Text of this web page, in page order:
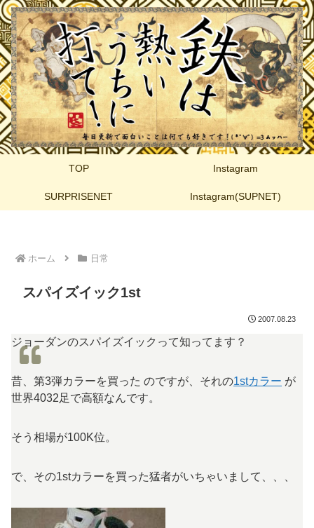
TOP Instagram
SURPRISENET Instagram(SUPNET)
ホーム 日常
スパイズイック1st
2007.08.23
ジョーダンのスパイズイックって知ってます？
昔、第3弾カラーを買った のですが、それの1stカラー が
世界4032足で高額なんです。
そう相場が100K位。
で、その1stカラーを買った猛者がいちゃいまして、、、